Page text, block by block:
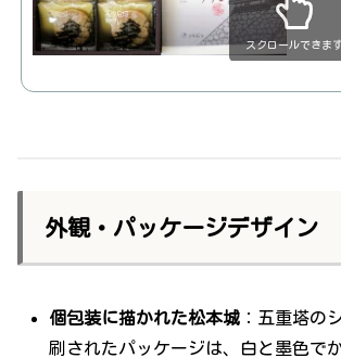
スクロールできま
外観・パッケージデザイン
個包装に描かれた松本城 ：五重塔の
刷されたパッケージは、白と墨色で